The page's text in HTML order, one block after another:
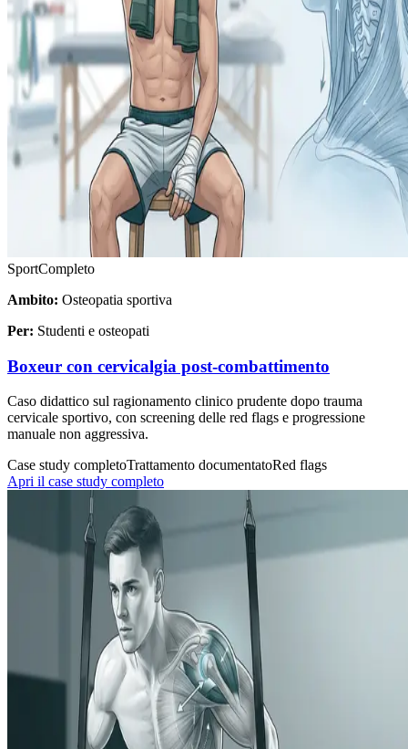
SportCompleto
Ambito: Osteopatia sportiva
Per: Studenti e osteopati
Boxeur con cervicalgia post-combattimento
Caso didattico sul ragionamento clinico prudente dopo trauma
cervicale sportivo, con screening delle red flags e progressione
manuale non aggressiva.
Case study completoTrattamento documentatoRed flags
Apri il case study completo